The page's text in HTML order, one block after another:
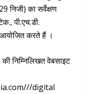
निजी) का सर्वेक्षण
पी.एच.डी.
आयोजित करते हैं ।
निम्निलिखत वेबसाइट
digital